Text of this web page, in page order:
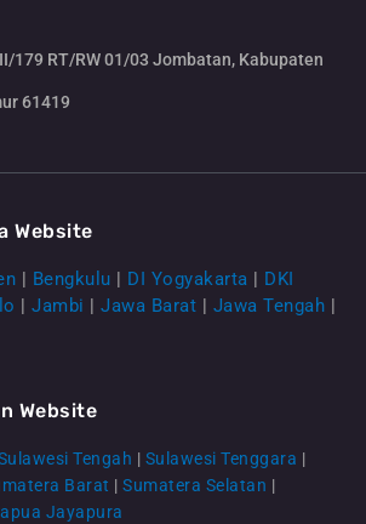
179 RT/RW 01/03 Jombatan, Kabupaten
61419
Website
| Bengkulu | DI Yogyakarta | DKI
| Jambi | Jawa Barat | Jawa Tengah |
Website
Tengah | Sulawesi Tenggara |
Barat | Sumatera Selatan |
Jayapura